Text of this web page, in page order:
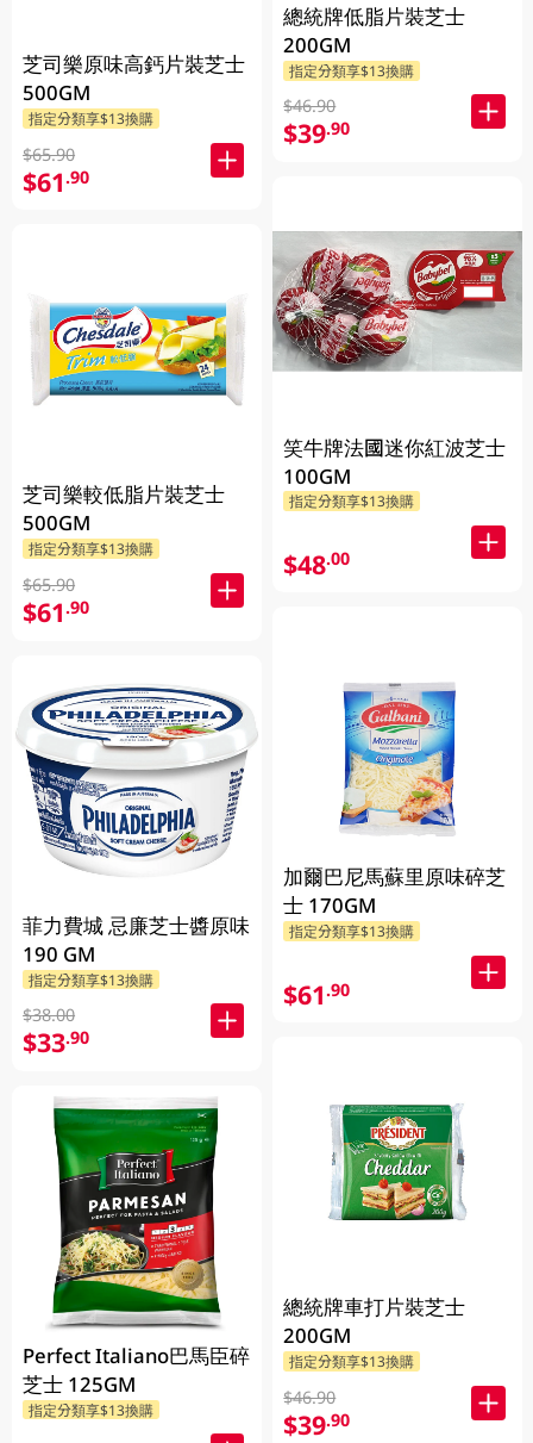
芝司樂原味高鈣片裝芝士
500GM
指定分類享$13換購
$65.90
$61.90
芝司樂較低脂片裝芝士
500GM
指定分類享$13換購
$65.90
$61.90
菲力費城 忌廉芝士醬原味
190 GM
指定分類享$13換購
$38.00
$33.90
Perfect Italiano巴馬臣碎
芝士 125GM
指定分類享$13換購
總統牌低脂片裝芝士
200GM
指定分類享$13換購
$46.90
$39.90
笑牛牌法國迷你紅波芝士
100GM
指定分類享$13換購
$48.00
加爾巴尼馬蘇里原味碎芝
士 170GM
指定分類享$13換購
$61.90
總統牌車打片裝芝士
200GM
指定分類享$13換購
$46.90
$39.90